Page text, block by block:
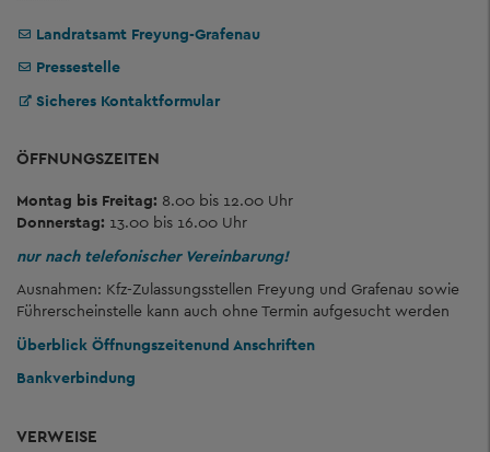
Landratsamt Freyung-Grafenau
Pressestelle
Sicheres Kontaktformular
ÖFFNUNGSZEITEN
Montag bis Freitag: 8.00 bis 12.00 Uhr
Donnerstag: 13.00 bis 16.00 Uhr
nur nach telefonischer Vereinbarung!
Ausnahmen: Kfz-Zulassungsstellen Freyung und Grafenau sowie
Führerscheinstelle kann auch ohne Termin aufgesucht werden
Überblick Öffnungszeitenund Anschriften
Bankverbindung
VERWEISE